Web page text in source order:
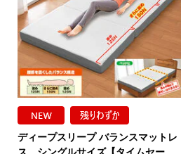
ディープスリープ バランスマットレ